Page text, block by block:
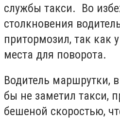
службы такси. Во
столкновения
притормозил, так как
места для поворота.
Водитель маршрутки,
бы не заметил такси,
бешеной скоростью,